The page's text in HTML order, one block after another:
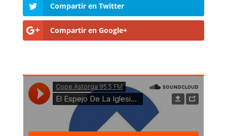
Compartir en Twitter
Compartir en Google+